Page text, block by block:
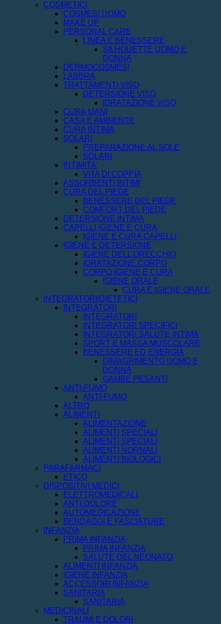
COSMETICI
COSMESI UOMO
MAKE UP
PERSONAL CARE
LINEA E BENESSERE
SILHOUETTE UOMO E
DONNA
DERMOCOSMESI
LABBRA
TRATTAMENTI VISO
DETERSIONE VISO
IDRATAZIONE VISO
CURA MANI
CASA E AMBIENTE
CURA INTIMA
SOLARI
PREPARAZIONE AL SOLE
SOLARI
INTIMITA'
VITA DI COPPIA
ASSORBENTI INTIMI
CURA DEL PIEDE
BENESSERE DEL PIEDE
COMFORT DEL PIEDE
DETERSIONE INTIMA
CAPELLI IGIENE E CURA
IGIENE E CURA CAPELLI
IGIENE E DETERSIONE
IGIENE DELL'ORECCHIO
IDRATAZIONE CORPO
CORPO IGIENE E CURA
IGIENE ORALE
CURA E IGIENE ORALE
INTEGRATORI/DIETETICI
INTEGRATORI
INTEGRATORI
INTEGRATORI SPECIFICI
INTEGRATORI SALUTE INTIMA
SPORT E MASSA MUSCOLARE
BENESSERE ED ENERGIA
DIMAGRIMENTO UOMO E
DONNA
GAMBE PESANTI
ANTI-FUMO
ANTI-FUMO
ALTRO
ALIMENTI
ALIMENTAZIONE
ALIMENTI SPECIALI
ALIMENTI SPECIALI
ALIMENTI NORMALI
ALIMENTI BIOLOGICI
PARAFARMACI
ETICO
DISPOSITIVI MEDICI
ELETTROMEDICALI
ANTI-DOLORE
AUTOMEDICAZIONE
BENDAGGI E FASCIATURE
INFANZIA
PRIMA INFANZIA
PRIMA INFANZIA
SALUTE DEL NEONATO
ALIMENTI INFANZIA
IGIENE INFANZIA
ACCESSORI INFANZIA
SANITARIA
SANITARIA
MEDICINALI
TRAUMI E DOLORI